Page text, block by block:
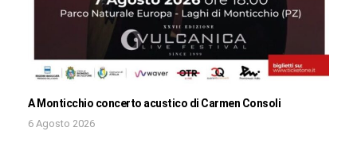
A Monticchio concerto acustico di Carmen Consoli
6 Agosto 2026